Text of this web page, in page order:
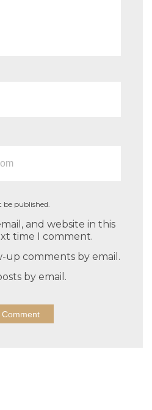
published.
and website in this
time I comment.
up comments by email.
by email.